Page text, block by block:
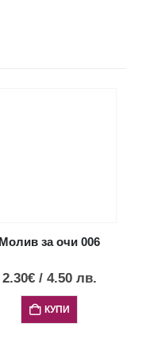
Молив за очи 006
2.30€ / 4.50 лв.
КУПИ